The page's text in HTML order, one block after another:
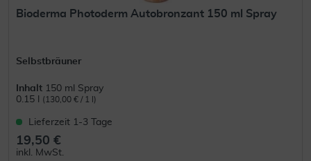
Bioderma Photoderm Autobronzant 150 ml Spray
Selbstbräuner
Inhalt 150 ml Spray
0.15 l
(130,00 € / 1 l)
Lieferzeit 1-3 Tage
19,50 €
inkl. MwSt.